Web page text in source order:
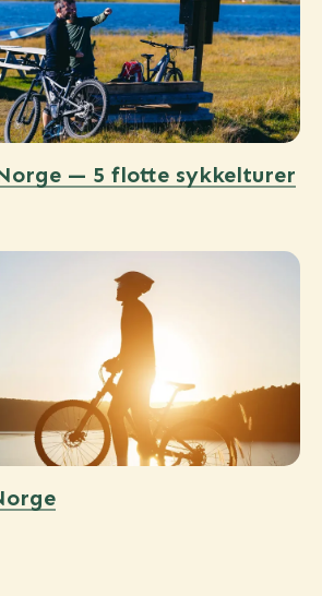
— 5 flotte sykkelturer